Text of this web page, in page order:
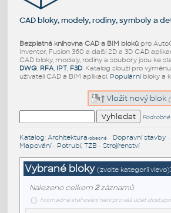
CAD bloky, modely, rodiny, symboly a
Bezplatná knihovna CAD a BIM blokůpro
Inventor, Fusion 360 a další 2D a 3D CAD
CAD bloky, modely, rodiny a soubory jsou ke
DWG, RFA, IPT, F3D. Katalog slouží pro
uživateli CAD a BIM aplikací. Populárníbloky a
Vložit nový blok
Katalog: Architektura/obecné• Dopravní stavby•
Mapování• Potrubí, TZB • Strojírenství
Vybrané bloky (zvolte kategorii vlevo)
Nalezeno celkem 2záznamů
hromadné stahování není pro váš účet